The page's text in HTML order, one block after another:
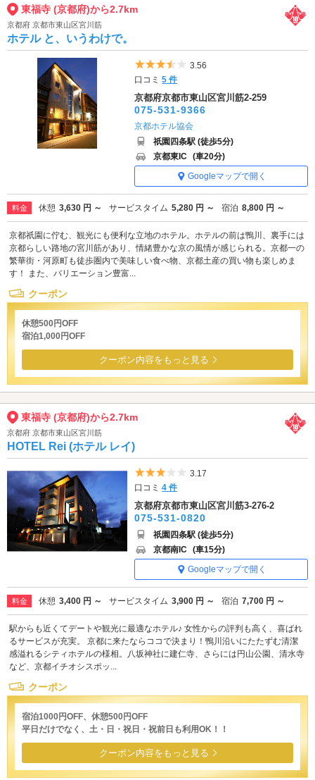
東福寺 (京都府)から2.7km
京都府 京都市東山区宮川筋
ホテル と、いうわけで。
5つ星のうち3.5
3.56
口コミ5 件
京都府京都市東山区宮川筋2-259
075-531-9366
京都ホテル協会
祇園四条駅 (徒歩5分)
京都東IC (車20分)
Googleマップで開く
料金 休憩 3,630 円 ～ サービスタイム 5,280 円 ～ 宿泊 8,800 円 ～
京都祇園に佇む、観光にも便利な立地のホテル。ホテルの前は鴨川、裏手には
京都らしい路地の宮川筋があり、情緒豊かな京の風情が感じられる。京都一の
繁華街・河原町も徒歩圏内で美味しい食べ物、京都土産の買い物も楽しめま
す！ また、バリエーション豊富...
クーポン
休憩500円OFF
宿泊1,000円OFF
クーポン内容をもっと見る
東福寺 (京都府)から2.7km
京都府 京都市東山区宮川筋
HOTEL Rei (ホテル レイ)
5つ星のうち3
3.17
口コミ4 件
京都府京都市東山区宮川筋3-276-2
075-531-0820
祇園四条駅 (徒歩5分)
京都南IC (車15分)
Googleマップで開く
料金 休憩 3,400 円 ～ サービスタイム 3,900 円 ～ 宿泊 7,700 円 ～
駅からも近くてデートや観光に最適なホテル♪ 女性からの評判も高く、喜ばれ
るサービスが充実。 京都に来たならココで決まり！鴨川沿いにたたずむ清潔
感溢れるシティホテルの様相。八坂神社に建仁寺、さらには円山公園、清水寺
など、京都イチオシスポッ...
クーポン
宿泊1000円OFF、休憩500円OFF
平日だけでなく、土・日・祝日・祝前日も利用OK！！
クーポン内容をもっと見る